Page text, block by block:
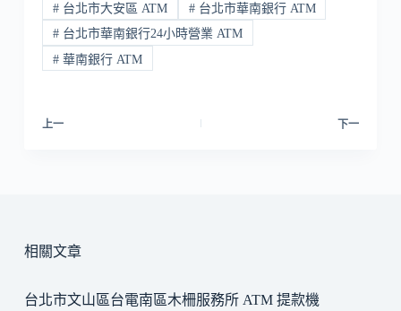
#台北市大安區 ATM #台北市華南銀行 ATM
#台北市華南銀行24小時營業 ATM
#華南銀行 ATM
上一 下一
相關文章
台北市文山區台電南區木柵服務所 ATM 提款機